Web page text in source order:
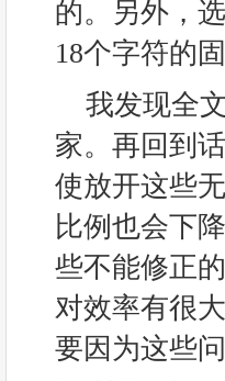
的。另外，
18个字符的
我发现全
家。再回到
使放开这些
比例也会下
些不能修正
对效率有很
要因为这些